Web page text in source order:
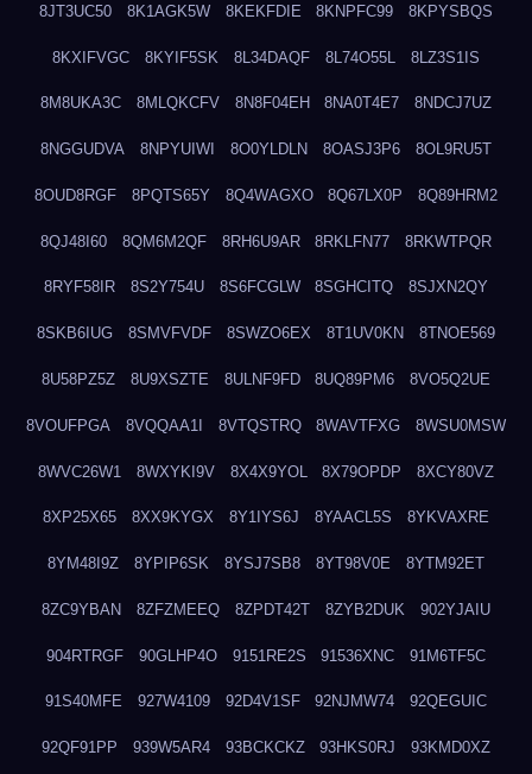
8JT3UC50 8K1AGK5W 8KEKFDIE 8KNPFC99 8KPYSBQS
8KXIFVGC 8KYIF5SK 8L34DAQF 8L74O55L 8LZ3S1IS
8M8UKA3C 8MLQKCFV 8N8F04EH 8NA0T4E7 8NDCJ7UZ
8NGGUDVA 8NPYUIWI 8O0YLDLN 8OASJ3P6 8OL9RU5T
8OUD8RGF 8PQTS65Y 8Q4WAGXO 8Q67LX0P 8Q89HRM2
8QJ48I60 8QM6M2QF 8RH6U9AR 8RKLFN77 8RKWTPQR
8RYF58IR 8S2Y754U 8S6FCGLW 8SGHCITQ 8SJXN2QY
8SKB6IUG 8SMVFVDF 8SWZO6EX 8T1UV0KN 8TNOE569
8U58PZ5Z 8U9XSZTE 8ULNF9FD 8UQ89PM6 8VO5Q2UE
8VOUFPGA 8VQQAA1I 8VTQSTRQ 8WAVTFXG 8WSU0MSW
8WVC26W1 8WXYKI9V 8X4X9YOL 8X79OPDP 8XCY80VZ
8XP25X65 8XX9KYGX 8Y1IYS6J 8YAACL5S 8YKVAXRE
8YM48I9Z 8YPIP6SK 8YSJ7SB8 8YT98V0E 8YTM92ET
8ZC9YBAN 8ZFZMEEQ 8ZPDT42T 8ZYB2DUK 902YJAIU
904RTRGF 90GLHP4O 9151RE2S 91536XNC 91M6TF5C
91S40MFE 927W4109 92D4V1SF 92NJMW74 92QEGUIC
92QF91PP 939W5AR4 93BCKCKZ 93HKS0RJ 93KMD0XZ